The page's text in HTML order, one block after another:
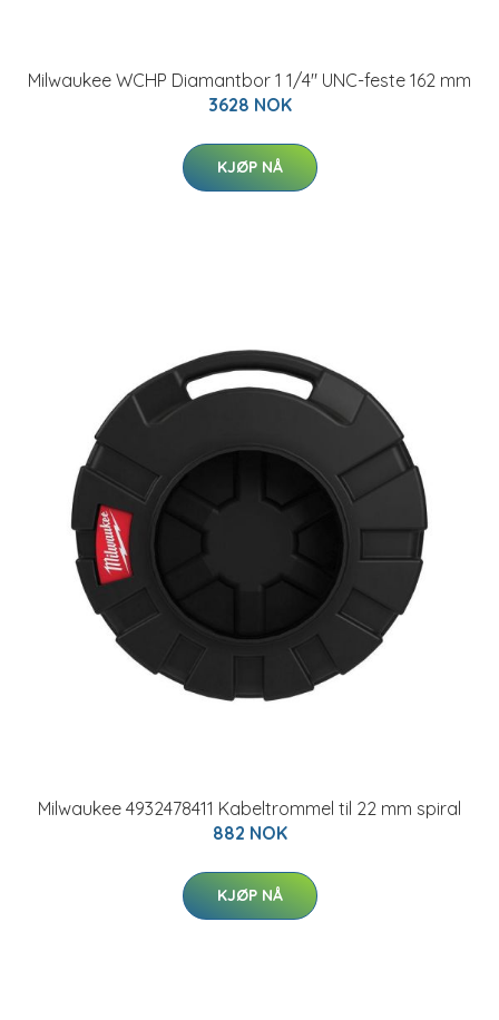
Milwaukee WCHP Diamantbor 1 1/4" UNC-feste 162 mm
3628 NOK
KJØP NÅ
Milwaukee 4932478411 Kabeltrommel til 22 mm spiral
882 NOK
KJØP NÅ